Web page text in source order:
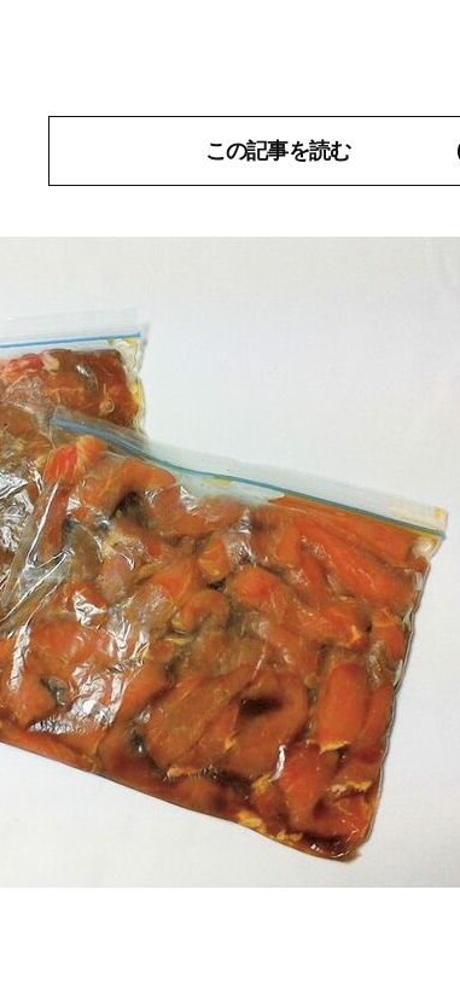
この記事を読む